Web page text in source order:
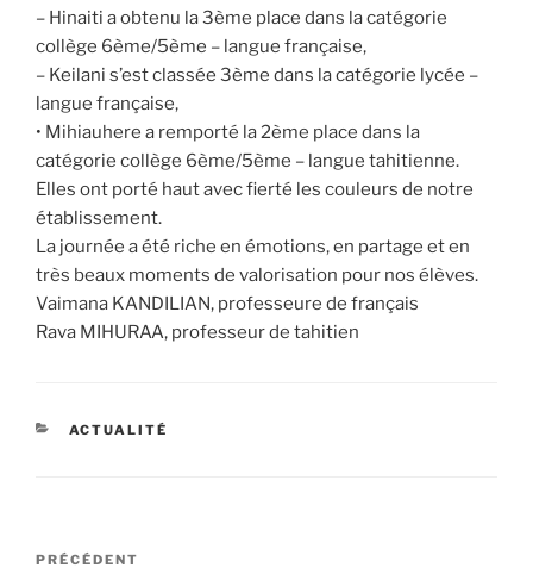
– Hinaiti a obtenu la 3ème place dans la catégorie
collège 6ème/5ème – langue française,
– Keilani s’est classée 3ème dans la catégorie lycée –
langue française,
• Mihiauhere a remporté la 2ème place dans la
catégorie collège 6ème/5ème – langue tahitienne.
Elles ont porté haut avec fierté les couleurs de notre
établissement.
La journée a été riche en émotions, en partage et en
très beaux moments de valorisation pour nos élèves.
Vaimana KANDILIAN, professeure de français
Rava MIHURAA, professeur de tahitien
CATÉGORIES
ACTUALITÉ
Navigation
Article
PRÉCÉDENT